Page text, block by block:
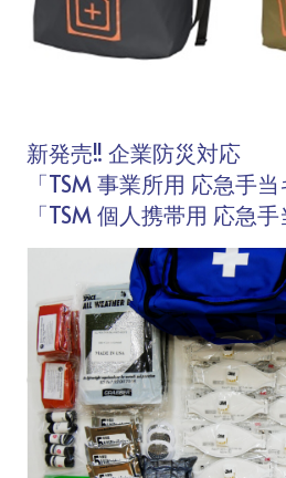
新発売!! 企業防災対応
「TSM 事業所用 応急手当
「TSM 個人携帯用 応急手